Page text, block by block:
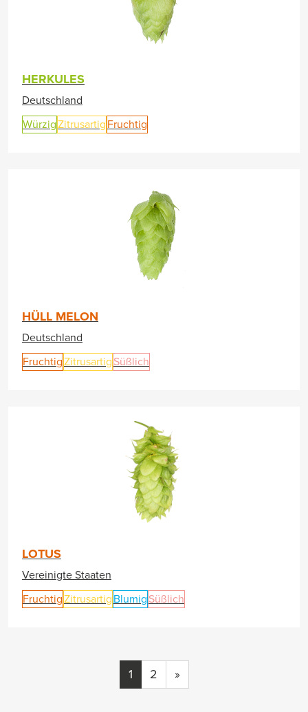
HERKULES
Deutschland
WürzigZitrusartig Fruchtig
HÜLL MELON
Deutschland
FruchtigZitrusartig Süßlich
LOTUS
Vereinigte Staaten
FruchtigZitrusartig Blumig Süßlich
1 2 »